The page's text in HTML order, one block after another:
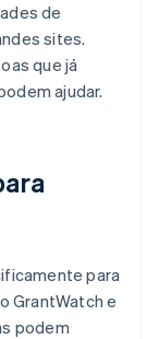
de
sites.
que já
ajudar.
para
GrantWatch e
podem